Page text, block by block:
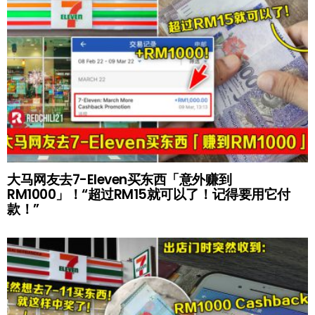
大马网友去7-Eleven买东西「意外赚到
RM1000」！“超过RM15就可以了！记得要用它付
款！”